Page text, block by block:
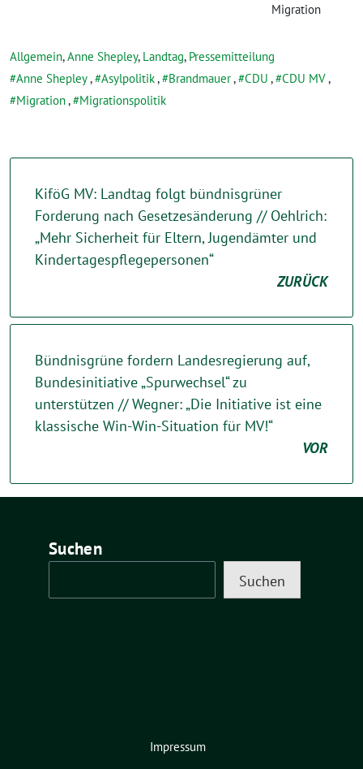
Migration
Allgemein,Anne Shepley, Landtag, Pressemitteilung
Anne Shepley, Asylpolitik, Brandmauer, CDU , CDU MV,
Migration, Migrationspolitik
KiföG MV: Landtag folgt bündnisgrüner
Forderung nach Gesetzesänderung // Oehlrich:
„Mehr Sicherheit für Eltern, Jugendämter und
Kindertagespflegepersonen“
ZURÜCK
Bündnisgrüne fordern Landesregierung auf,
Bundesinitiative „Spurwechsel“ zu
unterstützen // Wegner: „Die Initiative ist eine
klassische Win-Win-Situation für MV!“
VOR
Suchen
Suchen
Impressum